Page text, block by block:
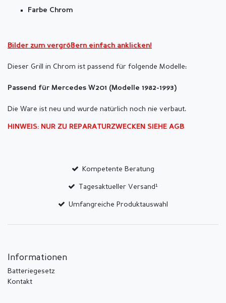
Farbe Chrom
Bilder zum vergrößern einfach anklicken!
Dieser Grill in Chrom ist passend für folgende Modelle:
Passend für Mercedes W201 (Modelle 1982-1993)
Die Ware ist neu und wurde natürlich noch nie verbaut.
HINWEIS: NUR ZU REPARATURZWECKEN SIEHE AGB
Kompetente Beratung
Tagesaktueller Versand¹
Umfangreiche Produktauswahl
Informationen
Batteriegesetz
Kontakt